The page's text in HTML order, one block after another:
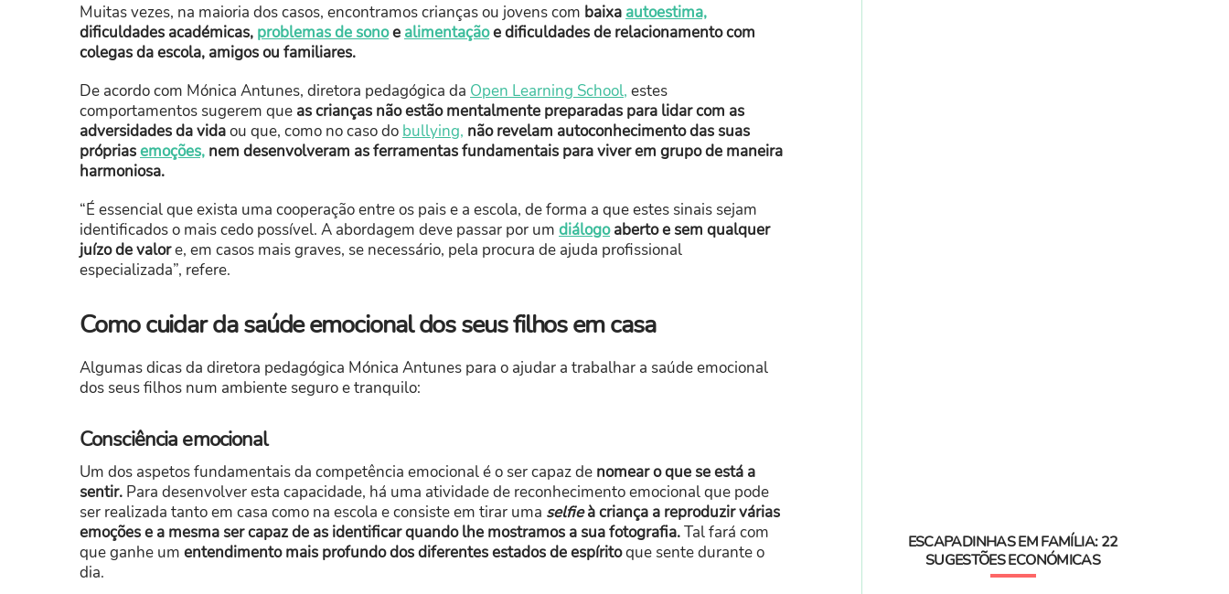
Muitas vezes, na maioria dos casos, encontramos crianças ou jovens com baixa autoestima,
dificuldades académicas, problemas de sonoe alimentaçãoe dificuldades de relacionamento com
colegas da escola, amigos ou familiares.
De acordo com Mónica Antunes, diretora pedagógica da Open Learning School, estes
comportamentos sugerem que as crianças não estão mentalmente preparadas para lidar com as
adversidades da vidaou que, como no caso do bullying, não revelam autoconhecimento das suas
própriasemoções, nem desenvolveram as ferramentas fundamentais para viver em grupo de maneira
harmoniosa.
“É essencial que exista uma cooperação entre os pais e a escola, de forma a que estes sinais sejam
identificados o mais cedo possível. A abordagem deve passar por um diálogoaberto e sem qualquer
juízo de valore, em casos mais graves, se necessário, pela procura de ajuda profissional
especializada”, refere.
Como cuidar da saúde emocional dos seus filhos em casa
Algumas dicas da diretora pedagógica Mónica Antunes para o ajudar a trabalhar a saúde emocional
dos seus filhos num ambiente seguro e tranquilo:
Consciência emocional
Um dos aspetos fundamentais da competência emocional é o ser capaz de nomear o que se está a
sentir. Para desenvolver esta capacidade, há uma atividade de reconhecimento emocional que pode
ser realizada tanto em casa como na escola e consiste em tirar uma selfieà criança a reproduzir várias
emoções e a mesma ser capaz de as identificar quando lhe mostramos a sua fotografia.Tal fará com
que ganhe um entendimento mais profundo dos diferentes estados de espíritoque sente durante o
dia.
ESCAPADINHAS EM FAMÍLIA: 22
SUGESTÕES ECONÓMICAS